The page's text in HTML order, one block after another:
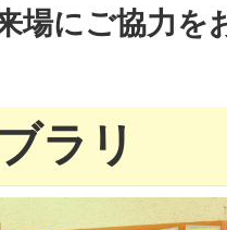
場にご協力を
ラリ